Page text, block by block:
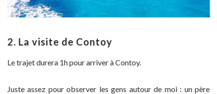
2. La visite de Contoy
Le trajet durera 1h pour arriver à Contoy.
Juste assez pour observer les gens autour de moi : un père